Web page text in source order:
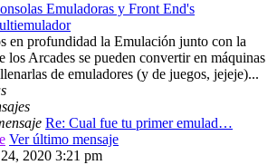
Emuladoras y Front End's
en profundidad la Emulación junto con la
los Arcades se pueden convertir en máquinas
de emuladores (y de juegos, jejeje)...
Re: Cual fue tu primer emulad…
Ver último mensaje
2020 3:21 pm